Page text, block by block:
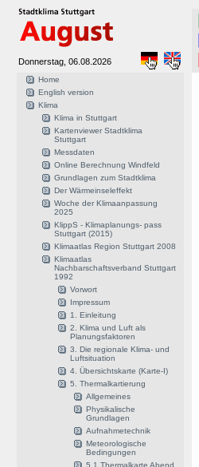
Donnerstag, 06.08.2026
Home
English version
Klima
Klima in Stuttgart
Kartenviewer Stadtklima
Stuttgart
Messdaten
Online Berechnung Windfeld
Grundlagen zum Stadtklima
Der Wärmeinseleffekt
Woche der Klimaanpassung
2025
KlippS - Klimaplanungs- pass
Stuttgart (2015)
Klimaatlas Region Stuttgart 2008
Klimaatlas
Nachbarschaftsverband Stuttgart
1992
Vorwort
Impressum
1. Einleitung
2. Klima und Luft als
Planungsfaktoren
3. Die regionale Klima- und
Luftsituation
4. Übersichtskarte (Karte-I)
5. Thermalkartierung
Allgemeines
Physikalische
Grundlagen
Aufnahmetechnik
Meteorologische
Bedingungen
5.1 Thermalkarte Abend